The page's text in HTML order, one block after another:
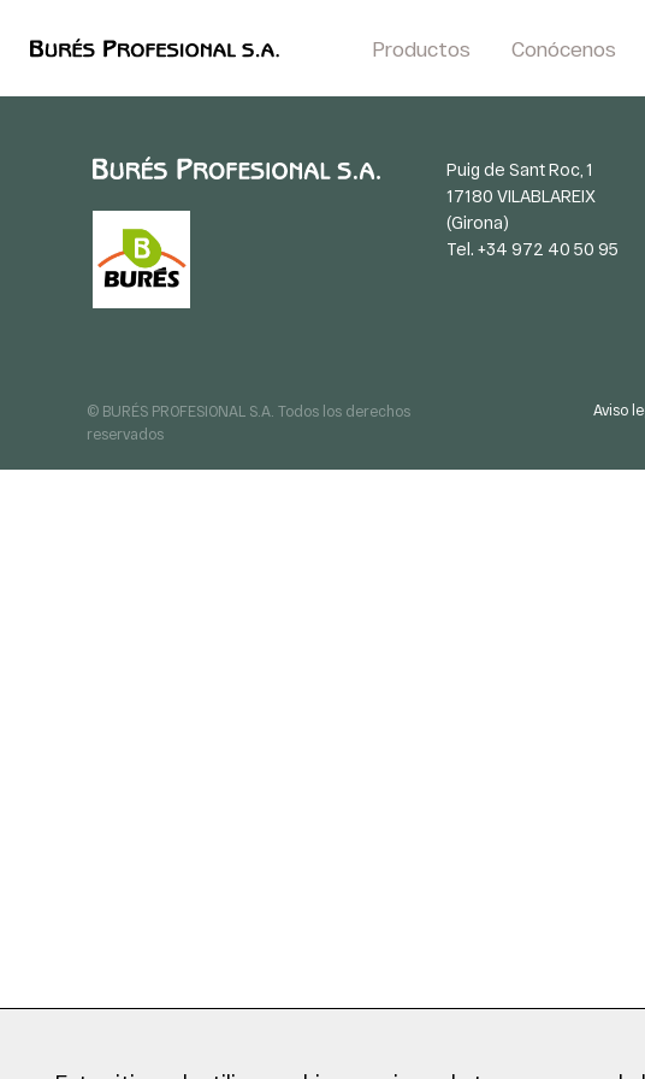
Productos Conócenos
Puig de Sant Roc, 1
17180 VILABLAREIX
(Girona)
Tel. +34 972 40 50 95
© BURÉS PROFESIONAL S.A. Todos los derechos
reservados
Aviso